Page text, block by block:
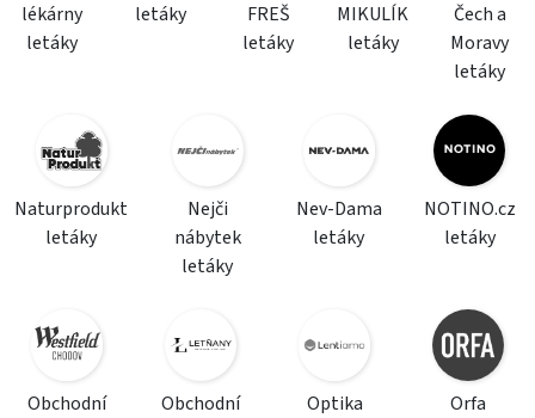
lékárny
letáky
letáky
FREŠ
letáky
MIKULÍK
letáky
Čech a
Moravy
letáky
Naturprodukt
letáky
Nejči
nábytek
letáky
Nev-Dama
letáky
NOTINO.cz
letáky
Obchodní
Obchodní
Optika
Orfa